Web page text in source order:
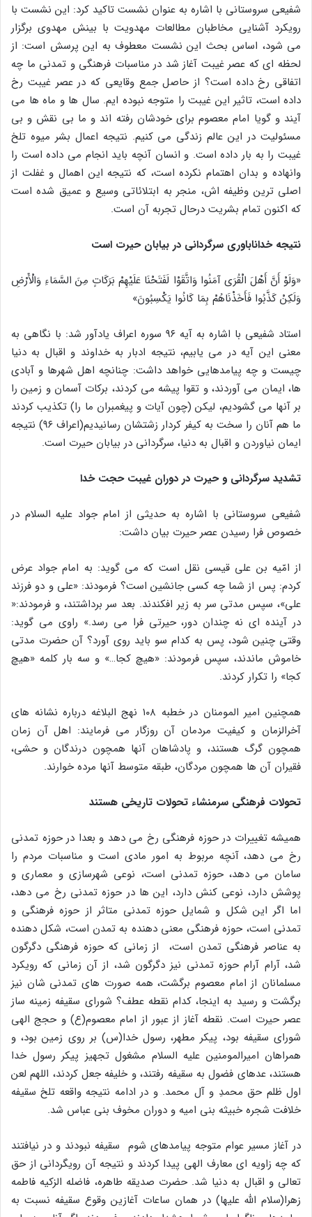
شفیعی سروستانی با اشاره به عنوان نشست تاکید کرد: این نشست با
رویکرد آشنایی مخاطبان مطالعات مهدویت با بینش مهدوی برگزار
می شود، اساس بحث این نشست معطوف به این پرسش است: از
لحظه ای که عصر غیبت آغاز شد در مناسبات فرهنگی و تمدنی ما چه
اتفاقی رخ داده است؟ از حاصل جمع وقایعی که در عصر غیبت رخ
داده است، تاثیر این غیبت را متوجه نبوده ایم. سال ها و ماه ها می
آیند و گویا امام معصوم برای خودشان رفته اند و ما بی نقش و بی
مسئولیت در این عالم زندگی می کنیم. نتیجه اعمال بشر میوه تلخ
غیبت را به بار داده است. و انسان آنچه باید انجام می داده است را
وانهاده و بدان اهتمام نکرده است، که نتیجه این اهمال و غفلت از
اصلی ترین وظیفه اش، منجر به ابتلائاتی وسیع و عمیق شده است
که اکنون تمام بشریت درحال تجربه آن است.
نتیجه خداناباوری سرگردانی در بیابان حیرت است
«وَلَوْ أَنَّ أَهْلَ الْقُرَى آمَنُوا وَاتَّقَوْا لَفَتَحْنَا عَلَيْهِمْ بَرَكَاتٍ مِنَ السَّمَاءِ وَالْأَرْضِ
وَلَكِنْ كَذَّبُوا فَأَخَذْنَاهُمْ بِمَا كَانُوا يَكْسِبُونَ»
استاد شفیعی با اشاره به آیه ۹۶ سوره اعراف یادآور شد: با نگاهی به
معنی این آیه در می یابیم، نتیجه ادبار به خداوند و اقبال به دنیا
چیست و چه پیامدهایی خواهد داشت: چنانچه اهل شهرها و آبادی
ها، ایمان می آوردند، و تقوا پیشه می کردند، برکات آسمان و زمین را
بر آنها می گشودیم، لیکن (چون آیات و پیغمبران ما را) تکذیب کردند
ما هم آنان را سخت به کیفر کردار زشتشان رسانیدیم(اعراف ۹۶) نتیجه
ایمان نیاوردن و اقبال به دنیا، سرگردانی در بیابان حیرت است.
تشدید سرگردانی و حیرت در دوران غیبت حجت خدا
شفیعی سروستانی با اشاره به حدیثی از امام جواد علیه السلام در
خصوص فرا رسیدن عصر حیرت بیان داشت:
از امّیه بن علی قیسی نقل است که می گوید: به امام جواد عرض
کردم: پس از شما چه کسی جانشین است؟ فرمودند: «علی و دو فرزند
علی»، سپس مدتی سر به زیر افکندند. بعد سر برداشتند، و فرمودند:«
در آینده ای نه چندان دور، حیرتی فرا می رسد.» راوی می گوید:
وقتی چنین شود، پس به کدام سو باید روی آورد؟ آن حضرت مدتی
خاموش ماندند، سپس فرمودند: «هیچ کجا…» و سه بار کلمه «هیچ
کجا» را تکرار کردند.
همچنین امیر المومنان در خطبه ۱۰۸ نهج البلاغه درباره نشانه های
آخرالزمان و کیفیت مردمان آن روزگار می فرمایند: اهل آن زمان
همچون گرگ هستند، و پادشاهان آنها همچون درندگان و حشی،
فقیران آن ها همچون مردگان، طبقه متوسط آنها مرده خوارند.
تحولات فرهنگی سرمنشاء تحولات تاریخی هستند
همیشه تغییرات در حوزه فرهنگی رخ می دهد و بعدا در حوزه تمدنی
رخ می دهد، آنچه مربوط به امور مادی است و مناسبات مردم را
سامان می دهد، حوزه تمدنی است، نوعی شهرسازی و معماری و
پوشش دارد، نوعی کنش دارد، این ها در حوزه تمدنی رخ می دهد،
اما اگر این شکل و شمایل حوزه تمدنی متاثر از حوزه فرهنگی و
تمدنی است، حوزه فرهنگی معنی دهنده به تمدن است، شکل دهنده
به عناصر فرهنگی تمدن است، از زمانی که حوزه فرهنگی دگرگون
شد، آرام آرام حوزه تمدنی نیز دگرگون شد، از آن زمانی که رویکرد
مسلمانان از امام معصوم برگشت، همه صورت های تمدنی شان نیز
برگشت و رسید به اینجا، کدام نقطه عطف؟ شورای سقیفه زمینه ساز
عصر حیرت است. نقطه آغاز از عبور از امام معصوم(ع) و حجج الهی
شورای سقیفه بود، پیکر مطهر، رسول خدا(س) بر روی زمین بود، و
همراهان امیرالمومنین علیه السلام مشغول تجهیز پیکر رسول خدا
هستند، عده­ای فضول به سقیفه رفتند، و خلیفه جعل کردند، اللهم لعن
اول ظلم حق محمدِ و آل محمد. و در ادامه نتیجه واقعه تلخ سقیفه
خلافت شجره خبیثه بنی امیه و دوران مخوف بنی عباس شد.
در آغاز مسیر عوام متوجه پیامدهای شوم سقیفه نبودند و در نیافتند
که چه زاویه ای معارف الهی پیدا کردند و نتیجه آن رویگردانی از حق
تعالی و اقبال به دنیا شد. حضرت صدیقه طاهره، فاضله الزکیه فاطمه
زهرا(سلام الله علیها) در همان ساعات آغازین وقوع سقیفه نسبت به